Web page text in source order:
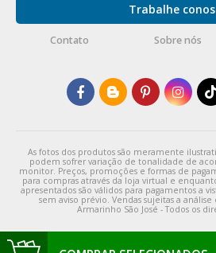
Trabalhe
Contato Sobre nós
As fotos dos produtos são meramente
podem sofrer variação de tonalidade de
monitor. Preços, promoções e formas de
para compras através da loja virtual e
apresentados são válidos para pagamentos a
sem aviso prévio. Vendas sujeitas a
Armarinho São José - Todos os